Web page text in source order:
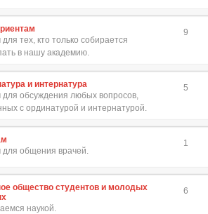
тех, кто только собирается
в нашу академию.
9
и интернатура
обсуждения любых вопросов,
с ординатурой и интернатурой.
5
общения врачей.
1
общество студентов и молодых
наукой.
6